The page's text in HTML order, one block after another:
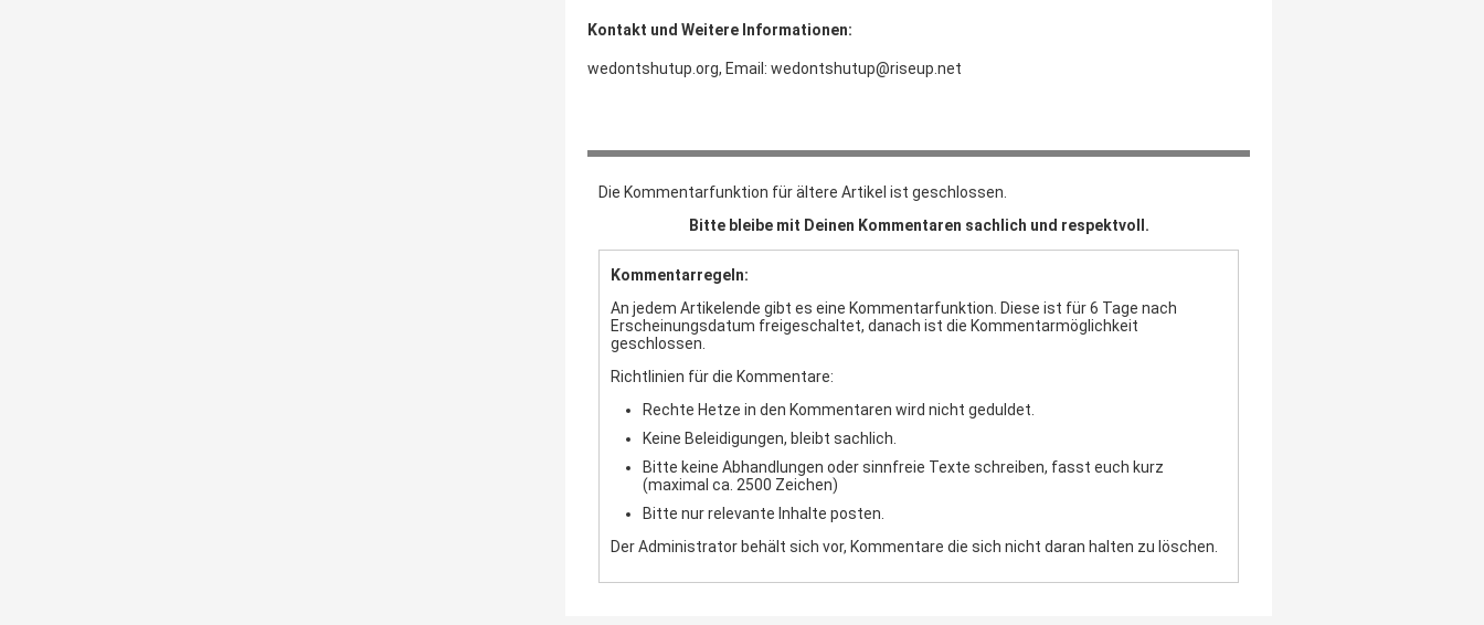
Kontakt und Weitere Informationen:
wedontshutup.org, Email: wedontshutup@riseup.net
Die Kommentarfunktion für ältere Artikel ist geschlossen.
Bitte bleibe mit Deinen Kommentaren sachlich und respektvoll.
Kommentarregeln:
An jedem Artikelende gibt es eine Kommentarfunktion. Diese ist für 6 Tage nach
Erscheinungsdatum freigeschaltet, danach ist die Kommentarmöglichkeit
geschlossen.
Richtlinien für die Kommentare:
Rechte Hetze in den Kommentaren wird nicht geduldet.
Keine Beleidigungen, bleibt sachlich.
Bitte keine Abhandlungen oder sinnfreie Texte schreiben, fasst euch kurz
(maximal ca. 2500 Zeichen)
Bitte nur relevante Inhalte posten.
Der Administrator behält sich vor, Kommentare die sich nicht daran halten zu löschen.